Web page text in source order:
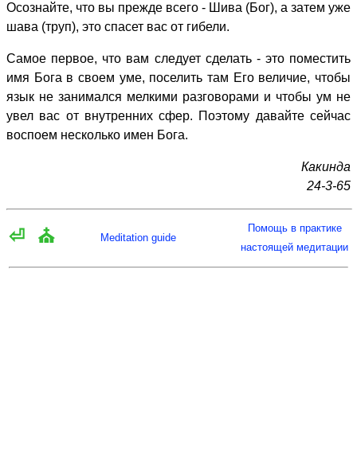
Осознайте, что вы прежде всего - Шива (Бог), а затем уже
шава (труп), это спасет вас от гибели.
Самое первое, что вам следует сделать - это поместить
имя Бога в своем уме, поселить там Его величие, чтобы
язык не занимался мелкими разговорами и чтобы ум не
увел вас от внутренних сфер. Поэтому давайте сейчас
воспоем несколько имен Бога.
Какинда
24-3-65
⏎ ⛪ Meditation guide
Помощь в практике
настоящей медитации